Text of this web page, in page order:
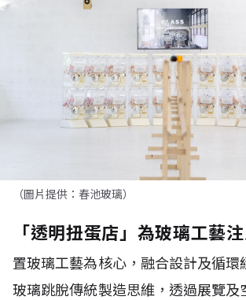
（圖片提供：春池玻璃）
「透明扭蛋店」為玻璃工藝
置玻璃工藝為核心，融合設計及循環
玻璃跳脫傳統製造思維，透過展覽及